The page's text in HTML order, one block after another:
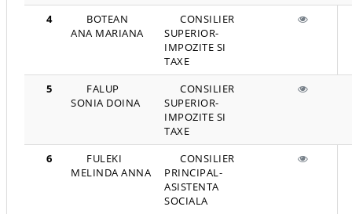
4
BOTEAN
ANA MARIANA
CONSILIER
SUPERIOR-
IMPOZITE SI
TAXE
5
FALUP
SONIA DOINA
CONSILIER
SUPERIOR-
IMPOZITE SI
TAXE
6
FULEKI
MELINDA ANNA
CONSILIER
PRINCIPAL-
ASISTENTA
SOCIALA